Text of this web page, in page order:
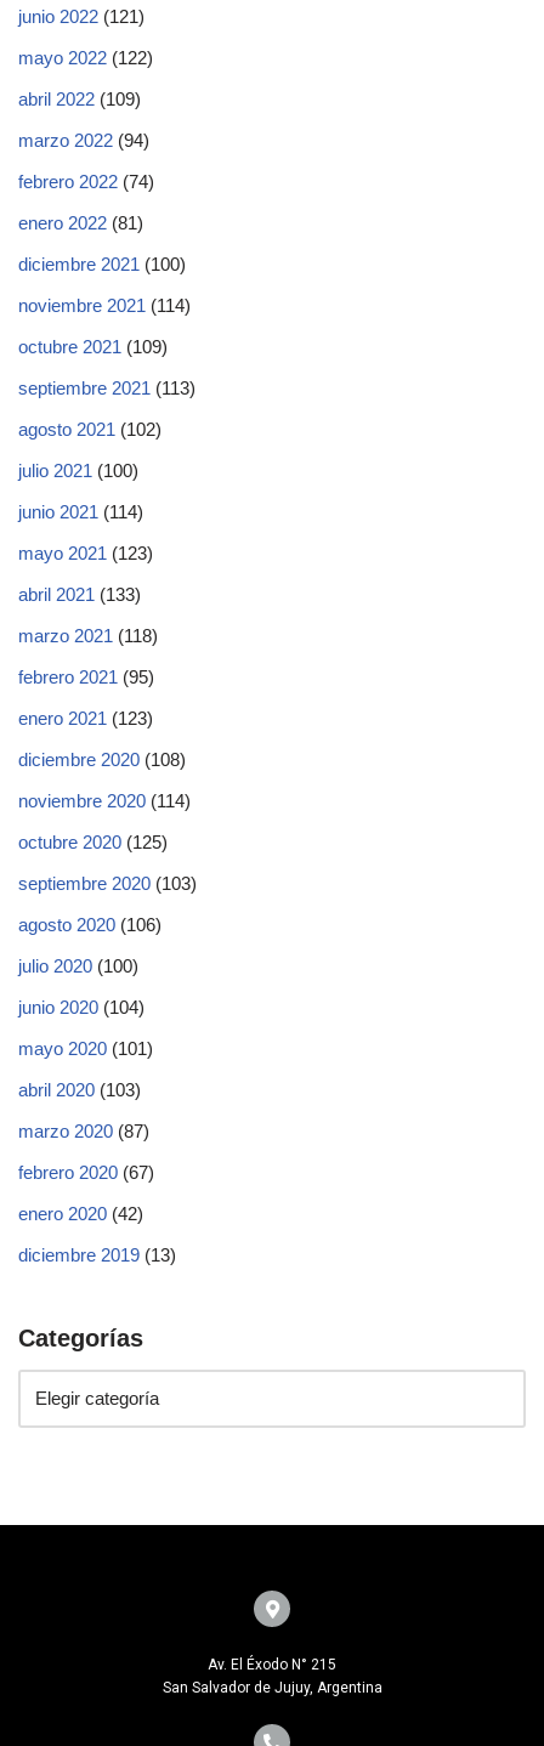
junio 2022 (121)
mayo 2022 (122)
abril 2022 (109)
marzo 2022 (94)
febrero 2022 (74)
enero 2022 (81)
diciembre 2021 (100)
noviembre 2021 (114)
octubre 2021 (109)
septiembre 2021 (113)
agosto 2021 (102)
julio 2021 (100)
junio 2021 (114)
mayo 2021 (123)
abril 2021 (133)
marzo 2021 (118)
febrero 2021 (95)
enero 2021 (123)
diciembre 2020 (108)
noviembre 2020 (114)
octubre 2020 (125)
septiembre 2020 (103)
agosto 2020 (106)
julio 2020 (100)
junio 2020 (104)
mayo 2020 (101)
abril 2020 (103)
marzo 2020 (87)
febrero 2020 (67)
enero 2020 (42)
diciembre 2019 (13)
Categorías
Av. El Éxodo N° 215
San Salvador de Jujuy, Argentina